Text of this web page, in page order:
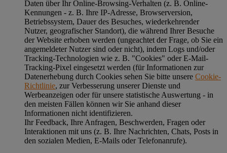
Daten über Ihr Online-Browsing-Verhalten (z. B. Online-
Kennungen - z. B. Ihre IP-Adresse, Browserversion,
Betriebssystem, Dauer des Besuches, wiederkehrender
Nutzer, geografischer Standort), die während Ihrer Besuche
der Website erhoben werden (ungeachtet der Frage, ob Sie ein
angemeldeter Nutzer sind oder nicht), indem Logs und/oder
Tracking-Technologien wie z. B. "Cookies" oder E-Mail-
Tracking-Pixel eingesetzt werden (für Informationen zur
Datenerhebung durch Cookies sehen Sie bitte unsere Cookie-
Richtlinie, zur Verbesserung unserer Dienste und
Werbeanzeigen oder für unsere statistische Auswertung - in
den meisten Fällen können wir Sie anhand dieser
Informationen nicht identifizieren.
Ihr Feedback, Ihre Anfragen, Beschwerden, Fragen oder
Interaktionen mit uns (z. B. Ihre Nachrichten, Chats, Posts in
den sozialen Medien, E-Mails oder Telefonanrufe).